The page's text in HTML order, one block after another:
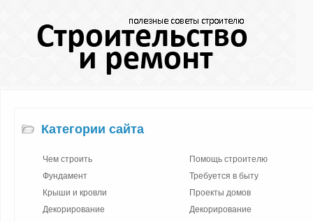
Категории сайта
Чем строить
Фундамент
Крыши и кровли
Декорирование
Помощь строителю
Требуется в быту
Проекты домов
Декорирование